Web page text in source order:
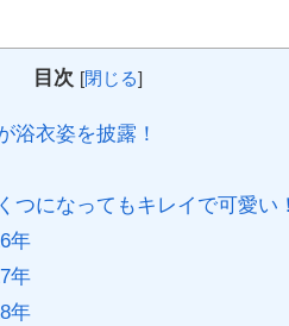
目次 [閉じる]
浴衣姿を披露！
つになってもキレイで可愛い
年
年
年